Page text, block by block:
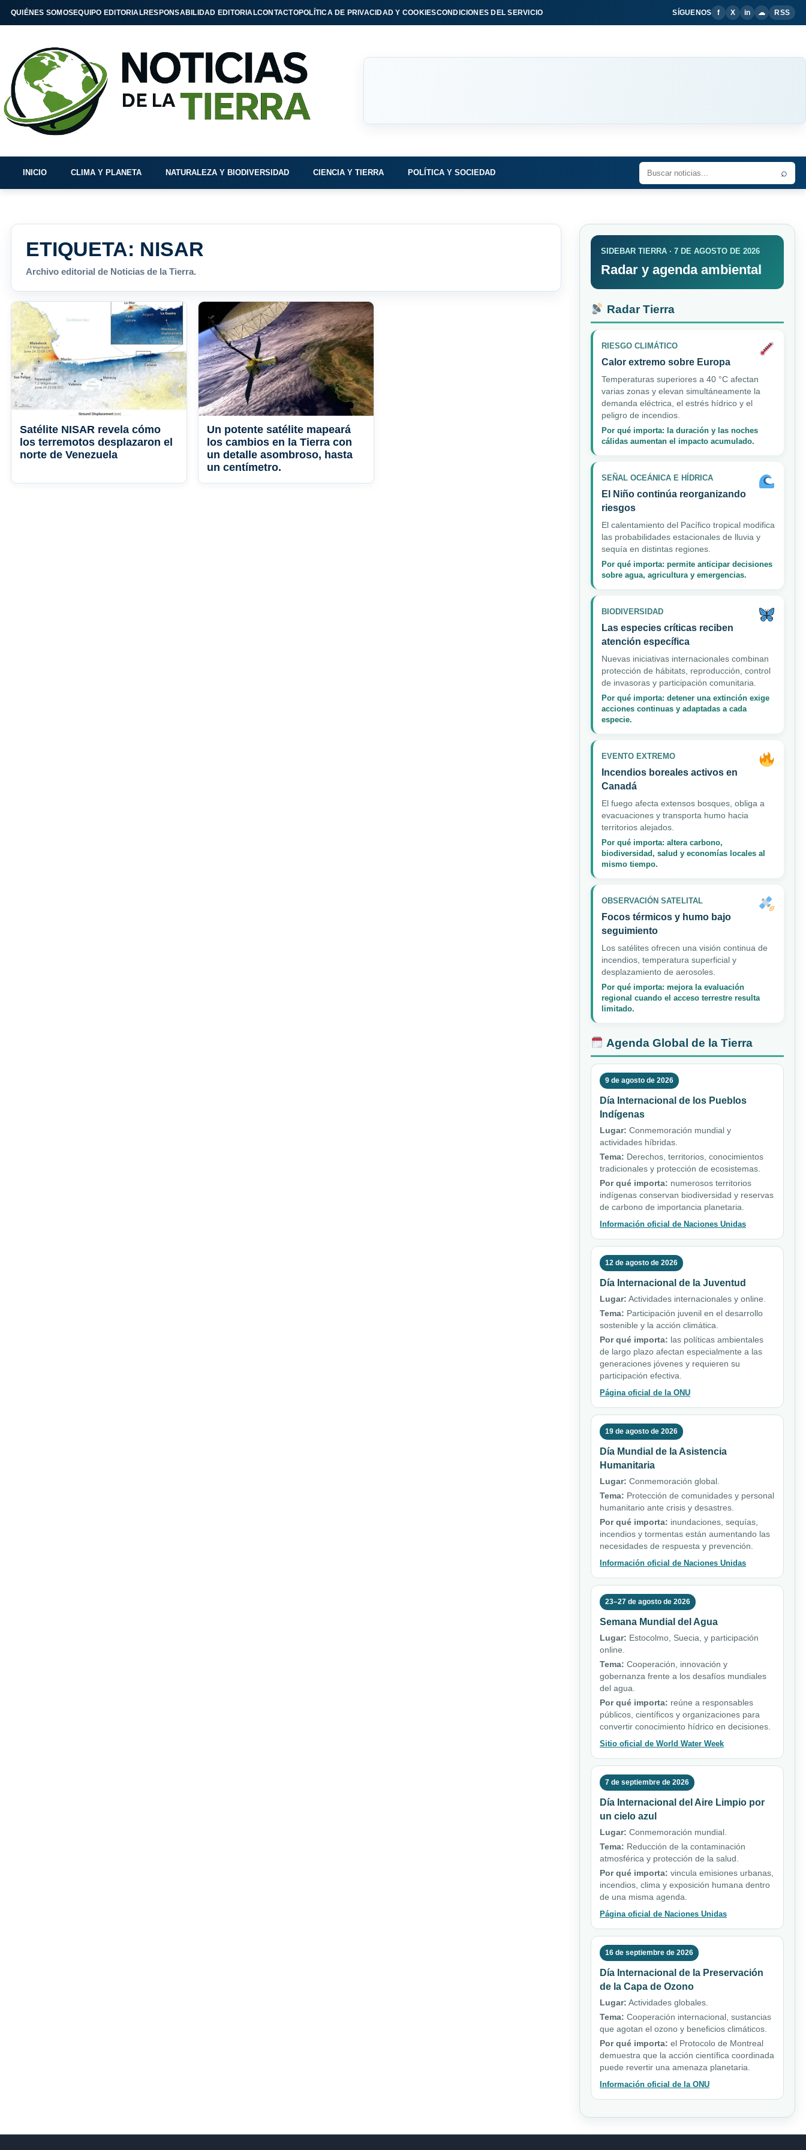
QUIÉNES SOMOSEQUIPO EDITORIALRESPONSABILIDAD EDITORIALCONTACTOPOLÍTICA DE PRIVACIDAD Y COOKIESCONDICIONES DEL SERVICIO SÍGUENOS f X in ☁ RSS
INICIO CLIMA Y PLANETA NATURALEZA Y BIODIVERSIDAD CIENCIA Y TIERRA POLÍTICA Y SOCIEDAD ⌕
ETIQUETA: NISAR
Archivo editorial de Noticias de la Tierra.
Satélite NISAR revela cómo
los terremotos desplazaron el
norte de Venezuela
Un potente satélite mapeará
los cambios en la Tierra con
un detalle asombroso, hasta
un centímetro.
SIDEBAR TIERRA · 7 DE AGOSTO DE 2026
Radar y agenda ambiental
Radar Tierra
RIESGO CLIMÁTICO
Calor extremo sobre Europa
Temperaturas superiores a 40 °C afectan
varias zonas y elevan simultáneamente la
demanda eléctrica, el estrés hídrico y el
peligro de incendios.
Por qué importa: la duración y las noches
cálidas aumentan el impacto acumulado.
SEÑAL OCEÁNICA E HÍDRICA
El Niño continúa reorganizando
riesgos
El calentamiento del Pacífico tropical modifica
las probabilidades estacionales de lluvia y
sequía en distintas regiones.
Por qué importa: permite anticipar decisiones
sobre agua, agricultura y emergencias.
BIODIVERSIDAD
Las especies críticas reciben
atención específica
Nuevas iniciativas internacionales combinan
protección de hábitats, reproducción, control
de invasoras y participación comunitaria.
Por qué importa: detener una extinción exige
acciones continuas y adaptadas a cada
especie.
EVENTO EXTREMO
Incendios boreales activos en
Canadá
El fuego afecta extensos bosques, obliga a
evacuaciones y transporta humo hacia
territorios alejados.
Por qué importa: altera carbono,
biodiversidad, salud y economías locales al
mismo tiempo.
OBSERVACIÓN SATELITAL
Focos térmicos y humo bajo
seguimiento
Los satélites ofrecen una visión continua de
incendios, temperatura superficial y
desplazamiento de aerosoles.
Por qué importa: mejora la evaluación
regional cuando el acceso terrestre resulta
limitado.
Agenda Global de la Tierra
9 de agosto de 2026
Día Internacional de los Pueblos
Indígenas
Lugar: Conmemoración mundial y
actividades híbridas.
Tema: Derechos, territorios, conocimientos
tradicionales y protección de ecosistemas.
Por qué importa: numerosos territorios
indígenas conservan biodiversidad y reservas
de carbono de importancia planetaria.
Información oficial de Naciones Unidas
12 de agosto de 2026
Día Internacional de la Juventud
Lugar: Actividades internacionales y online.
Tema: Participación juvenil en el desarrollo
sostenible y la acción climática.
Por qué importa: las políticas ambientales
de largo plazo afectan especialmente a las
generaciones jóvenes y requieren su
participación efectiva.
Página oficial de la ONU
19 de agosto de 2026
Día Mundial de la Asistencia
Humanitaria
Lugar: Conmemoración global.
Tema: Protección de comunidades y personal
humanitario ante crisis y desastres.
Por qué importa: inundaciones, sequías,
incendios y tormentas están aumentando las
necesidades de respuesta y prevención.
Información oficial de Naciones Unidas
23–27 de agosto de 2026
Semana Mundial del Agua
Lugar: Estocolmo, Suecia, y participación
online.
Tema: Cooperación, innovación y
gobernanza frente a los desafíos mundiales
del agua.
Por qué importa: reúne a responsables
públicos, científicos y organizaciones para
convertir conocimiento hídrico en decisiones.
Sitio oficial de World Water Week
7 de septiembre de 2026
Día Internacional del Aire Limpio por
un cielo azul
Lugar: Conmemoración mundial.
Tema: Reducción de la contaminación
atmosférica y protección de la salud.
Por qué importa: vincula emisiones urbanas,
incendios, clima y exposición humana dentro
de una misma agenda.
Página oficial de Naciones Unidas
16 de septiembre de 2026
Día Internacional de la Preservación
de la Capa de Ozono
Lugar: Actividades globales.
Tema: Cooperación internacional, sustancias
que agotan el ozono y beneficios climáticos.
Por qué importa: el Protocolo de Montreal
demuestra que la acción científica coordinada
puede revertir una amenaza planetaria.
Información oficial de la ONU